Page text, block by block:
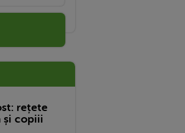
rețete
și copiii